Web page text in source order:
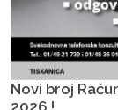
Novi broj
2026.!